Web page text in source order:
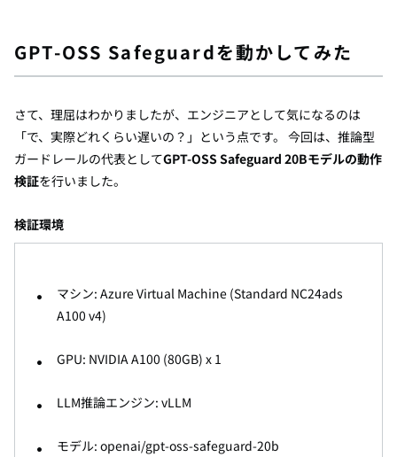
GPT-OSS Safeguardを動かしてみた
さて、理屈はわかりましたが、エンジニアとして気になるのは
「で、実際どれくらい遅いの？」という点です。 今回は、推論型
ガードレールの代表としてGPT-OSS Safeguard 20Bモデルの動作
検証を行いました。
検証環境
マシン: Azure Virtual Machine (Standard NC24ads
A100 v4)
GPU: NVIDIA A100 (80GB) x 1
LLM推論エンジン: vLLM
モデル: openai/gpt-oss-safeguard-20b